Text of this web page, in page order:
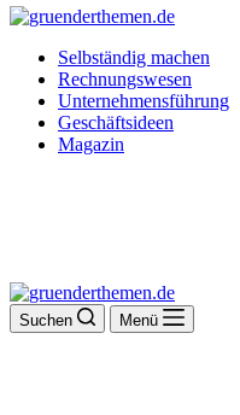
Selbständig machen
Rechnungswesen
Unternehmensführung
Geschäftsideen
Magazin
Suchen Menü